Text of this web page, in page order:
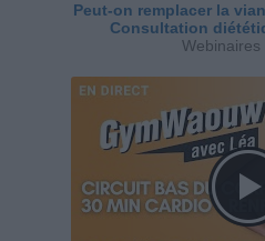
Peut-on remplacer la
Consultation
Webinaires